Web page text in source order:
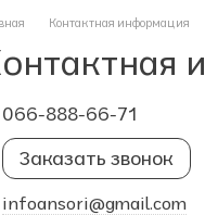
Контактная информация
066-888-66-71
Заказать звонок
infoansori@gmail.com